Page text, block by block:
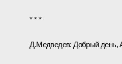
* * *
Д.Медведев: Добрый день,